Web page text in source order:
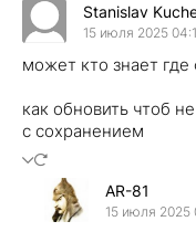
Stanislav
15 июля 2025
может кто знает
как обновить чтоб
с сохранением
AR-81
15 июля 2025